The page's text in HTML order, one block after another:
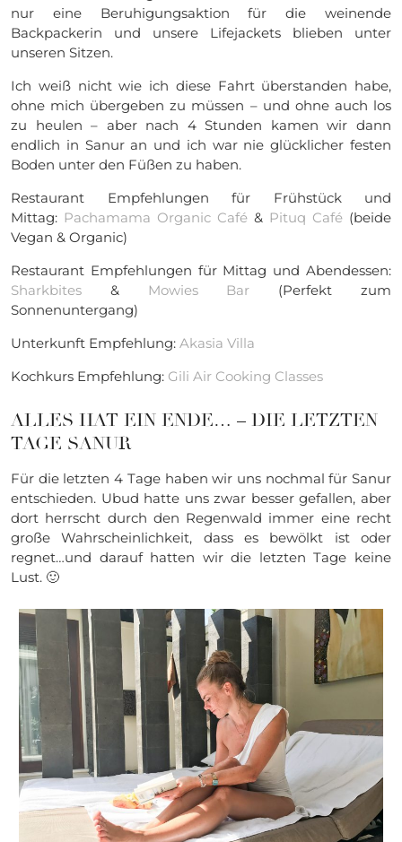
nur eine Beruhigungsaktion für die weinende
Backpackerin und unsere Lifejackets blieben unter
unseren Sitzen.
Ich weiß nicht wie ich diese Fahrt überstanden habe,
ohne mich übergeben zu müssen – und ohne auch los
zu heulen – aber nach 4 Stunden kamen wir dann
endlich in Sanur an und ich war nie glücklicher festen
Boden unter den Füßen zu haben.
Restaurant Empfehlungen für Frühstück und
Mittag: Pachamama Organic Café & Pituq Café (beide
Vegan & Organic)
Restaurant Empfehlungen für Mittag und Abendessen:
Sharkbites & Mowies Bar (Perfekt zum
Sonnenuntergang)
Unterkunft Empfehlung: Akasia Villa
Kochkurs Empfehlung: Gili Air Cooking Classes
ALLES HAT EIN ENDE… – DIE LETZTEN
TAGE SANUR
Für die letzten 4 Tage haben wir uns nochmal für Sanur
entschieden. Ubud hatte uns zwar besser gefallen, aber
dort herrscht durch den Regenwald immer eine recht
große Wahrscheinlichkeit, dass es bewölkt ist oder
regnet…und darauf hatten wir die letzten Tage keine
Lust. 🙂